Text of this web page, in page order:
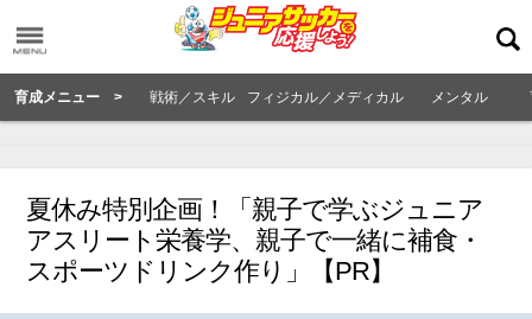
育成メニュー > 戦術／スキル フィジカル／メディカル メンタル
夏休み特別企画！「親子で学ぶジュニア
アスリート栄養学、親子で一緒に補食・
スポーツドリンク作り」【PR】